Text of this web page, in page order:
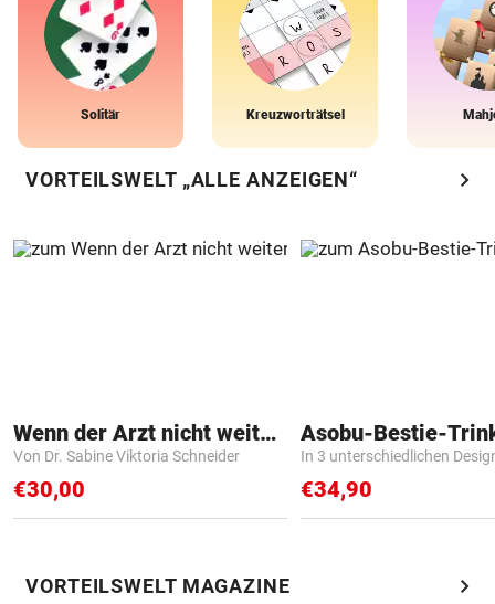
Solitär Kreuzworträtsel
VORTEILSWELT „ALLE ANZEIGEN“ chevron_right
Wenn der Arzt nicht weiter weiß
Von Dr. Sabine Viktoria Schneider
€30,00
Asobu-Bestie-
In 3 unterschiedlichen
€34,90
VORTEILSWELT MAGAZINE chevron_right